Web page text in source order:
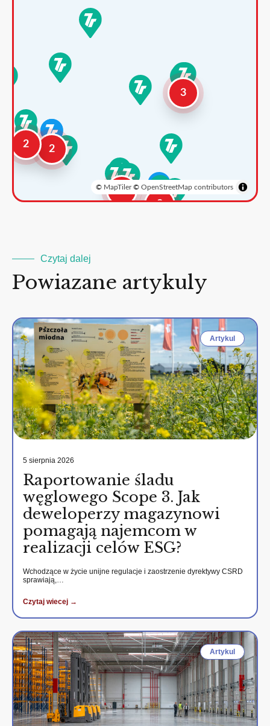
2
2
3
2
3
© MapTiler© OpenStreetMap contributors
Czytaj dalej
Powiazane artykuly
Artykul
5 sierpnia 2026
Raportowanie śladu
węglowego Scope 3. Jak
deweloperzy magazynowi
pomagają najemcom w
realizacji celów ESG?
Wchodzące w życie unijne regulacje i zaostrzenie dyrektywy CSRD
sprawiają,…
Czytaj wiecej →
Artykul